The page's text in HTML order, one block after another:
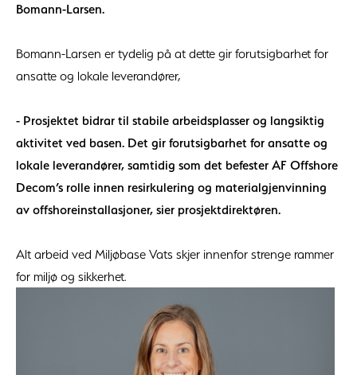
Bomann-Larsen.
Bomann-Larsen er tydelig på at dette gir forutsigbarhet for
ansatte og lokale leverandører,
- Prosjektet bidrar til stabile arbeidsplasser og langsiktig
aktivitet ved basen. Det gir forutsigbarhet for ansatte og
lokale leverandører, samtidig som det befester AF Offshore
Decom’s rolle innen resirkulering og materialgjenvinning
av offshoreinstallasjoner, sier prosjektdirektøren.
Alt arbeid ved Miljøbase Vats skjer innenfor strenge rammer
for miljø og sikkerhet.